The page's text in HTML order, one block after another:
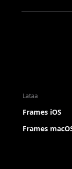
Lataa
Frames iOS
Frames